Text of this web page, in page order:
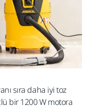
sıra daha iyi toz
bir 1200 W motora